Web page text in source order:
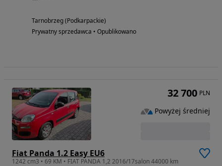
Tarnobrzeg (Podkarpackie)
Prywatny sprzedawca • Opublikowano
Fiat Panda 1.2 Easy EU6
1242 cm3 • 69 KM • FIAT PANDA 1,2 2016/17salon 44000 km
32 700 PLN
Powyżej średniej